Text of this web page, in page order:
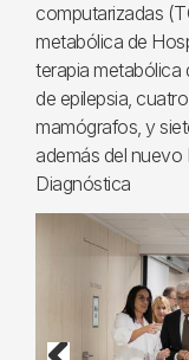
computarizadas
metabólica de
terapia metabólica
de epilepsia,
mamógrafos, y
además del nuevo
Diagnóstica